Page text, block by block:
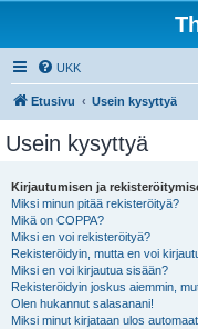
UKK
Etusivu Usein kysyttyä
Usein kysyttyä
Kirjautumisen ja
Miksi minun pitää rekisteröityä?
Mikä on COPPA?
Miksi en voi rekisteröityä?
Rekisteröidyin, mutta en voi
Miksi en voi kirjautua sisään?
Rekisteröidyin joskus aiemmin,
Olen hukannut salasanani!
Miksi minut kirjataan ulos